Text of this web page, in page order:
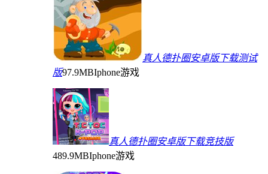
真人德扑圈安卓版下载测试
版97.9MBIphone游戏
真人德扑圈安卓版下载竞技版
489.9MBIphone游戏